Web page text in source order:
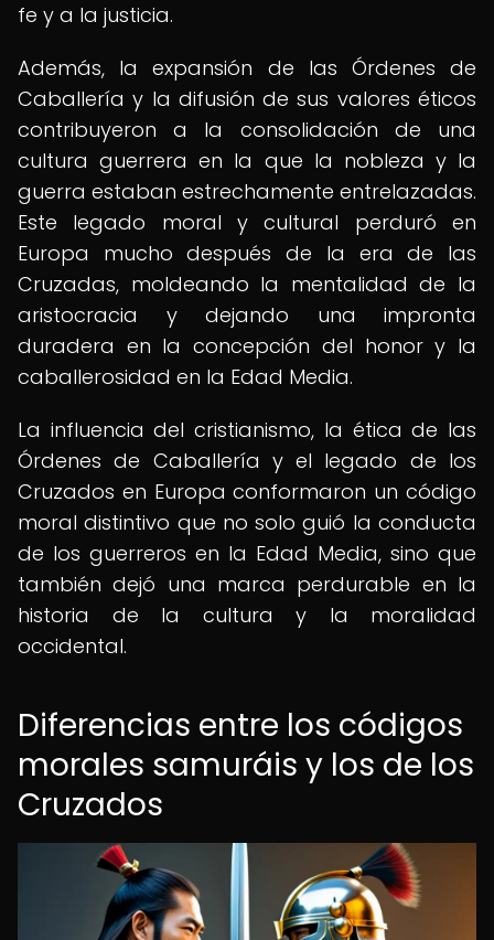
fe y a la justicia.
Además, la expansión de las Órdenes de
Caballería y la difusión de sus valores éticos
contribuyeron a la consolidación de una
cultura guerrera en la que la nobleza y la
guerra estaban estrechamente entrelazadas.
Este legado moral y cultural perduró en
Europa mucho después de la era de las
Cruzadas, moldeando la mentalidad de la
aristocracia y dejando una impronta
duradera en la concepción del honor y la
caballerosidad en la Edad Media.
La influencia del cristianismo, la ética de las
Órdenes de Caballería y el legado de los
Cruzados en Europa conformaron un código
moral distintivo que no solo guió la conducta
de los guerreros en la Edad Media, sino que
también dejó una marca perdurable en la
historia de la cultura y la moralidad
occidental.
Diferencias entre los códigos
morales samuráis y los de los
Cruzados